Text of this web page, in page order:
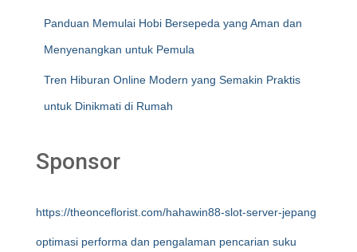
Panduan Memulai Hobi Bersepeda yang Aman dan
Menyenangkan untuk Pemula
Tren Hiburan Online Modern yang Semakin Praktis
untuk Dinikmati di Rumah
Sponsor
https://theonceflorist.com/hahawin88-slot-server-jepang
optimasi performa dan pengalaman pencarian suku